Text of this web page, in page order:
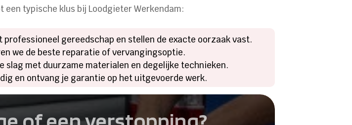
typische klus bij Loodgieter Werkendam:
professioneel gereedschap en stellen de exacte oorzaak vast.
we de beste reparatie of vervangingsoptie.
slag met duurzame materialen en degelijke technieken.
en ontvang je garantie op het uitgevoerde werk.